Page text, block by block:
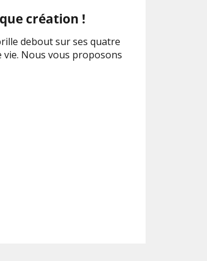
création !
debout sur ses quatre
Nous vous proposons